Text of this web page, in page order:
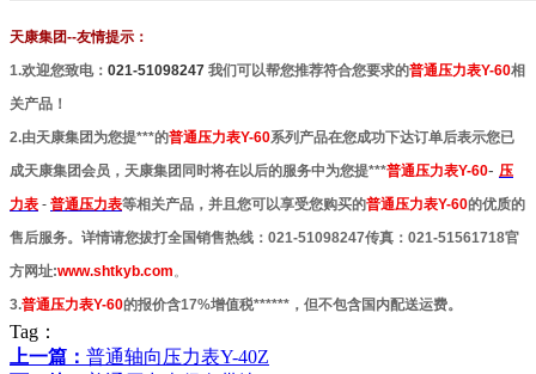
天康集团--友情提示：
1.欢迎您致电： 021-51098247 我们可以帮您推荐符合您要求的普通压力表Y-60相
关产品！
2.由天康集团为您提***的普通压力表Y-60系列产品在您成功下达订单后表示您已
成天康集团会员，天康集团同时将在以后的服务中为您提***普通压力表Y-60- 压
力表 - 普通压力表等相关产品，并且您可以享受您购买的普通压力表Y-60的优质的
售后服务。详情请您拔打全国销售热线：021-51098247传真：021-51561718官
方网址:www.shtkyb.com。
3.普通压力表Y-60的报价含17%增值税******，但不包含国内配送运费。
Tag：
上一篇： 普通轴向压力表Y-40Z